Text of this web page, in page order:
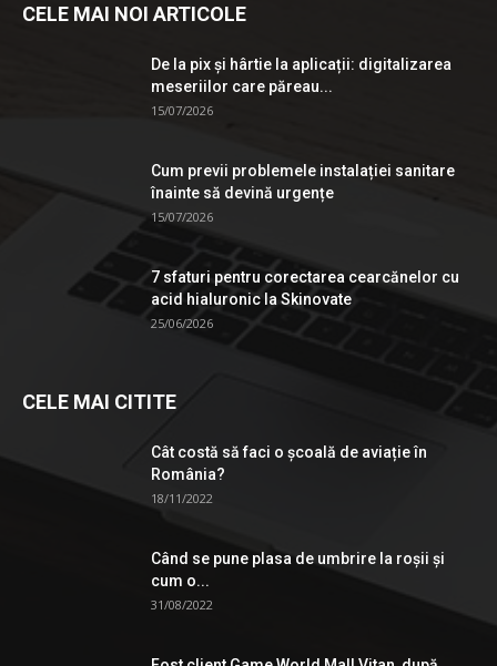
CELE MAI NOI ARTICOLE
De la pix şi hârtie la aplicații: digitalizarea
meseriilor care păreau...
15/07/2026
Cum previi problemele instalației sanitare
înainte să devină urgențe
15/07/2026
7 sfaturi pentru corectarea cearcănelor cu
acid hialuronic la Skinovate
25/06/2026
CELE MAI CITITE
Cât costă să faci o școală de aviație în
România?
18/11/2022
Când se pune plasa de umbrire la roşii şi
cum o...
31/08/2022